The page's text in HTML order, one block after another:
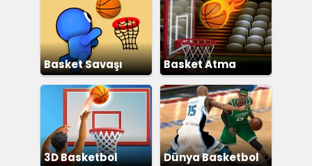
Basket Savaşı Basket Atma
3D Basketbol
Dünya Basketbol